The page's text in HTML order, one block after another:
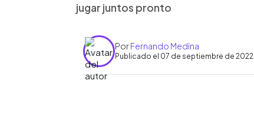
jugar juntos pronto
PorFernando Medina
Publicado el 07 de septiembre de 2022